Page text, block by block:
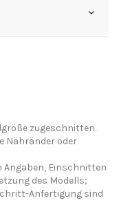
zugeschnitten.
Nähränder oder
Angaben, Einschnitten
des Modells;
Anfertigung sind